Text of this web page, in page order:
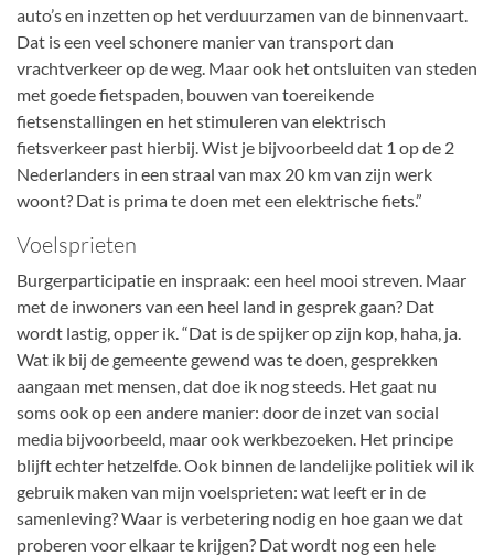
auto’s en inzetten op het verduurzamen van de binnenvaart.
Dat is een veel schonere manier van transport dan
vrachtverkeer op de weg. Maar ook het ontsluiten van steden
met goede fietspaden, bouwen van toereikende
fietsenstallingen en het stimuleren van elektrisch
fietsverkeer past hierbij. Wist je bijvoorbeeld dat 1 op de 2
Nederlanders in een straal van max 20 km van zijn werk
woont? Dat is prima te doen met een elektrische fiets.”
Voelsprieten
Burgerparticipatie en inspraak: een heel mooi streven. Maar
met de inwoners van een heel land in gesprek gaan? Dat
wordt lastig, opper ik. “Dat is de spijker op zijn kop, haha, ja.
Wat ik bij de gemeente gewend was te doen, gesprekken
aangaan met mensen, dat doe ik nog steeds. Het gaat nu
soms ook op een andere manier: door de inzet van social
media bijvoorbeeld, maar ook werkbezoeken. Het principe
blijft echter hetzelfde. Ook binnen de landelijke politiek wil ik
gebruik maken van mijn voelsprieten: wat leeft er in de
samenleving? Waar is verbetering nodig en hoe gaan we dat
proberen voor elkaar te krijgen? Dat wordt nog een hele